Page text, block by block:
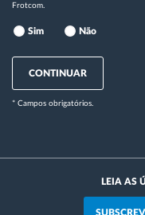
Frotcom.
Sim Não
CONTINUAR
* Campos obrigatórios.
LEIA AS